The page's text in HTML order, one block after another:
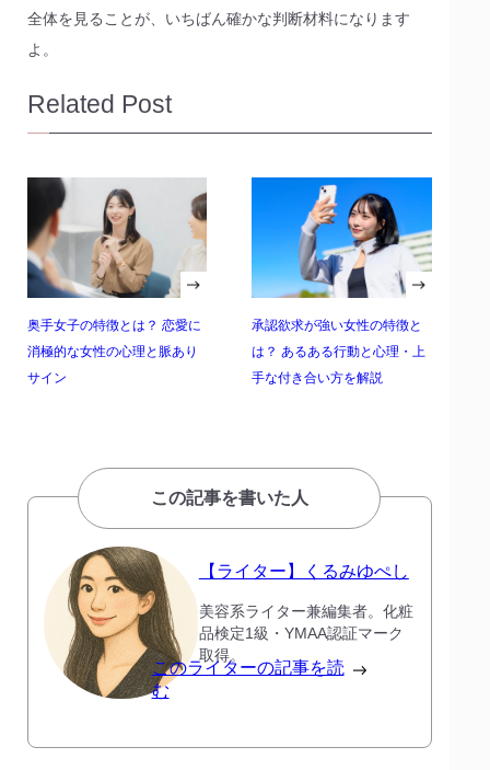
全体を見ることが、いちばん確かな判断材料になります
よ。
Related Post
奥手女子の特徴とは？ 恋愛に
消極的な女性の心理と脈あり
サイン
承認欲求が強い女性の特徴と
は？ あるある行動と心理・上
手な付き合い方を解説
この記事を書いた人
【ライター】くるみゆぺし
美容系ライター兼編集者。化粧
品検定1級・YMAA認証マーク
取得。
このライターの記事を読
む